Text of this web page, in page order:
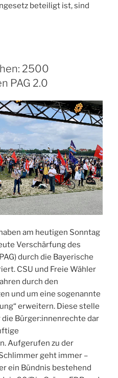
beteiligt ist, sind
2500
PAG 2.0
am heutigen Sonntag
Verschärfung des
durch die Bayerische
CSU und Freie Wähler
durch den
und um eine sogenannte
erweitern. Diese stelle
Bürger:innenrechte dar
Aufgerufen zu der
geht immer –
ein Bündnis bestehend